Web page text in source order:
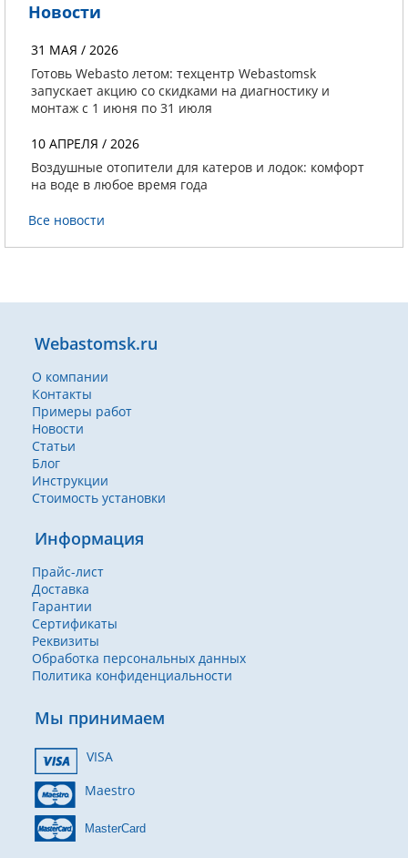
Новости
31 МАЯ / 2026
Готовь Webasto летом: техцентр Webastomsk
запускает акцию со скидками на диагностику и
монтаж с 1 июня по 31 июля
10 АПРЕЛЯ / 2026
Воздушные отопители для катеров и лодок: комфорт
на воде в любое время года
Все новости
Webastomsk.ru
О компании
Контакты
Примеры работ
Новости
Статьи
Блог
Инструкции
Стоимость установки
Информация
Прайс-лист
Доставка
Гарантии
Сертификаты
Реквизиты
Обработка персональных данных
Политика конфиденциальности
Мы принимаем
VISA
Maestro
MasterCard